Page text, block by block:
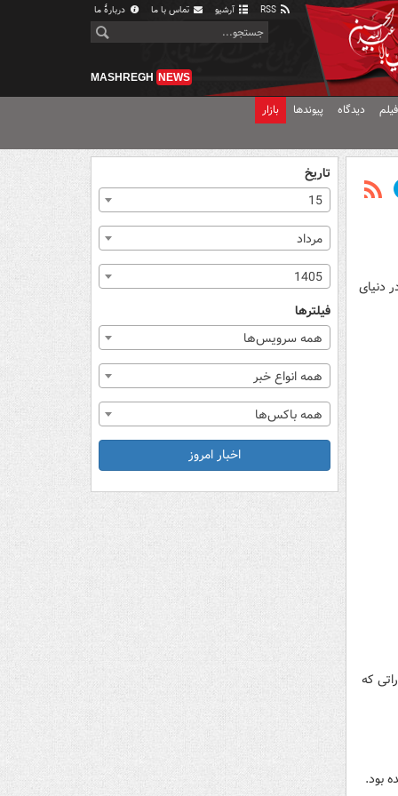
آرشیو تماس با ما دربارهٔ ما
MASHREGH NEWS
دیدگاه پیوندها بازار
دنیای
اماراتی که
بود.
تاریخ
15
مرداد
1405
فیلترها
همه سرویس‌ها
همه انواع خبر
همه باکس‌ها
اخبار امروز